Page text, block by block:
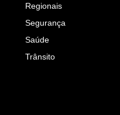
Regionais
Segurança
Saúde
Trânsito